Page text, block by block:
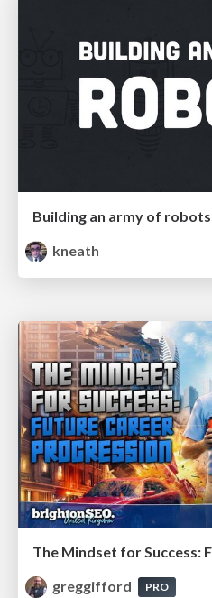
Building an army of robots
kneath
greggifford
PRO